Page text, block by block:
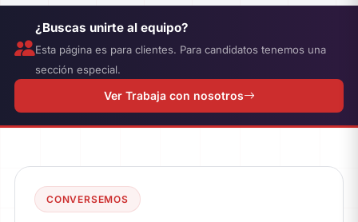
¿Buscas unirte al equipo?
Esta página es para clientes. Para candidatos tenemos una
sección especial.
Ver Trabaja con nosotros
CONVERSEMOS